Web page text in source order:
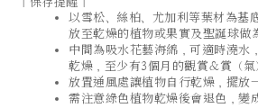
以雪松、絲柏、尤加利等葉材為基
放至乾燥的植物或果實及聖誕球做
中間為吸水花藝海綿，可適時澆水
乾燥，至少有3個月的觀賞＆賞（氣
放置通風處讓植物自行乾燥，擺放
需注意綠色植物乾燥後會退色，變